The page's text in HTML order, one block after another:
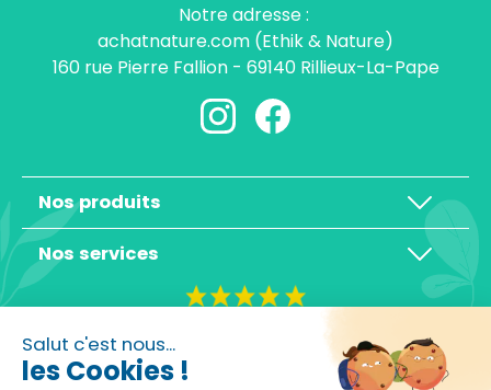
Salut c'est nous...
les Cookies !
Notre adresse :
achatnature.com (Ethik & Nature)
160 rue Pierre Fallion - 69140 Rillieux-La-Pape
Nos produits
Nos services